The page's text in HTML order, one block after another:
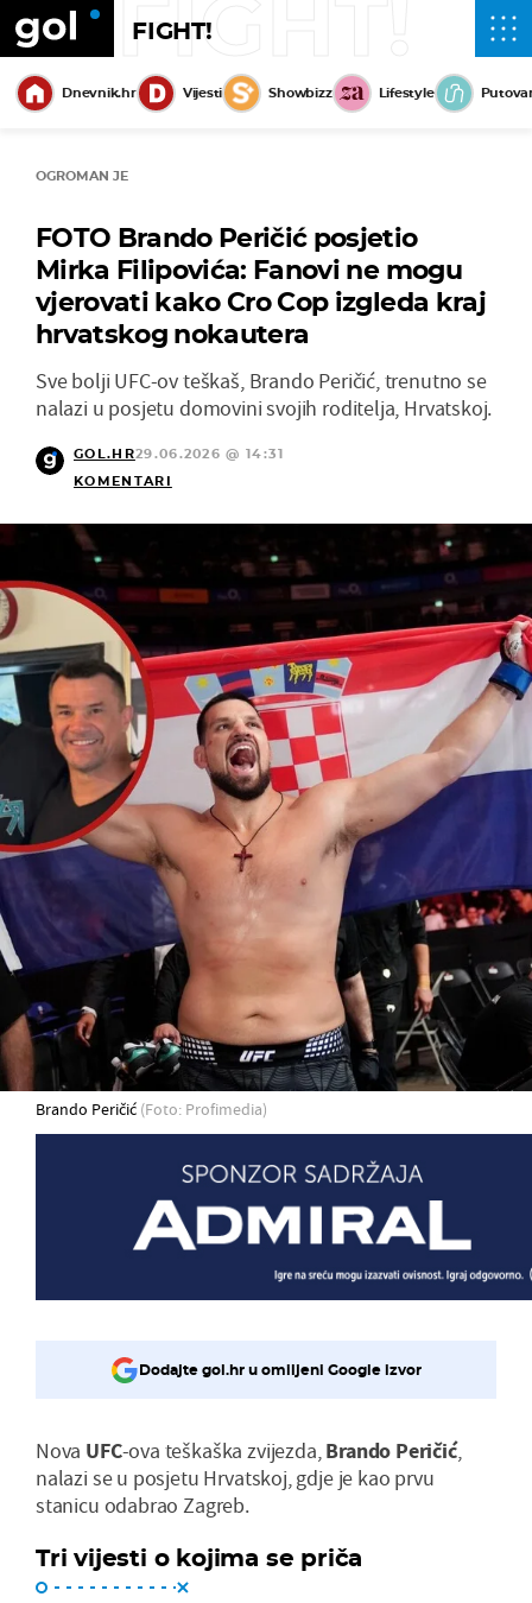
FIGHT!
FIGHT!
Dnevnik.hr Vijesti Showbizz Lifestyle
OGROMAN JE
FOTO Brando Peričić posjetio
Mirka Filipovića: Fanovi ne mogu
vjerovati kako Cro Cop izgleda kraj
hrvatskog nokautera
Sve bolji UFC-ov teškaš, Brando Peričić, trenutno se
nalazi u posjetu domovini svojih roditelja, Hrvatskoj.
GOL.HR29.06.2026 @ 14:31
KOMENTARI
Brando Peričić (Foto: Profimedia)
Dodajte gol.hr u omiljeni Google izvor
Nova UFC-ova teškaška zvijezda,Brando Peričić,
nalazi se u posjetu Hrvatskoj, gdje je kao prvu
stanicu odabrao Zagreb.
Tri vijesti o kojima se priča